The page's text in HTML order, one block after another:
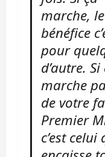
marche, le
bénéfice
pour
d’autre.
marche
de votre
Premier
c’est celui